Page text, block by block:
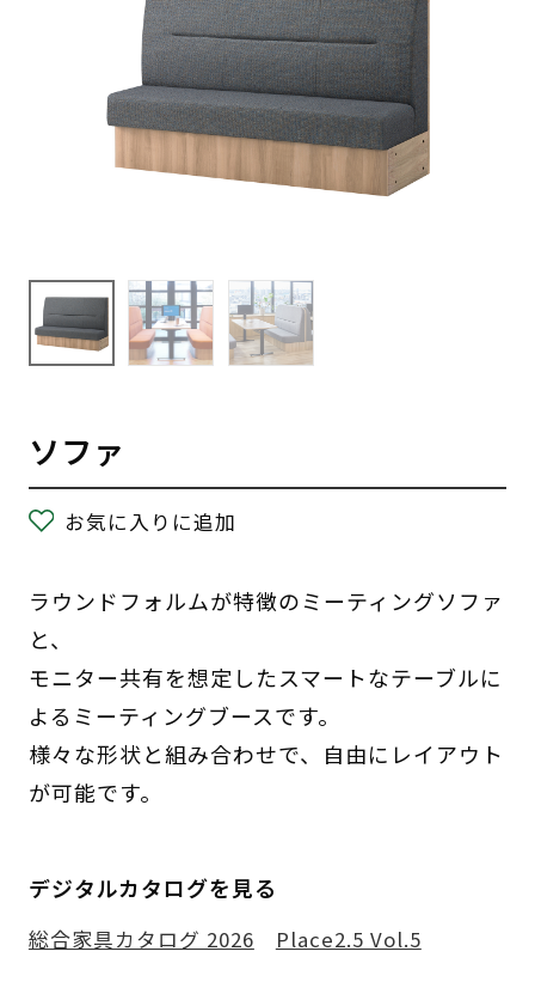
ソファ
お気に入りに追加
ラウンドフォルムが特徴のミーティングソファ
と、
モニター共有を想定したスマートなテーブルに
よるミーティングブースです。
様々な形状と組み合わせで、自由にレイアウト
が可能です。
デジタルカタログを見る
総合家具カタログ 2026 Place2.5 Vol.5